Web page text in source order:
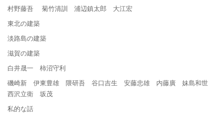
村野藤吾 菊竹清訓 浦辺鎮太郎 大江宏
東北の建築
淡路島の建築
滋賀の建築
白井晟一 柿沼守利
磯崎新 伊東豊雄 隈研吾 谷口吉生 安藤忠雄 内藤廣 妹島和世
西沢立衛 坂茂
私的な話